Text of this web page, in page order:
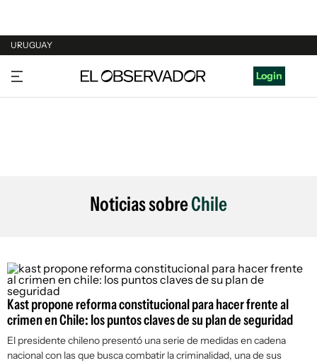
URUGUAY
URUGUAY
ARGENTINA
Login
Noticias sobreChile
Kast propone reforma constitucional para hacer frente al
crimen en Chile: los puntos claves de su plan de seguridad
El presidente chileno presentó una serie de medidas en cadena
nacional con las que busca combatir la criminalidad, una de sus